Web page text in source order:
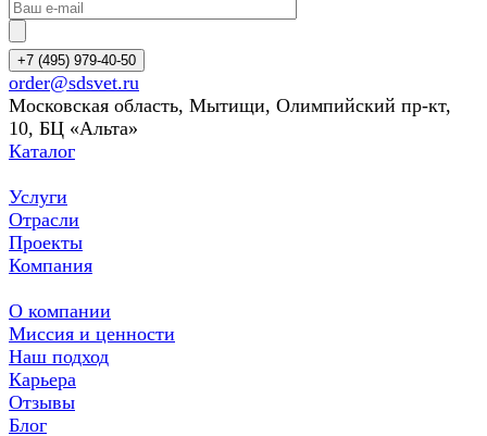
+7 (495) 979-40-50
order@sdsvet.ru
Московская область, Мытищи, Олимпийский пр-кт,
10, БЦ «Альта»
Каталог
Услуги
Отрасли
Проекты
Компания
О компании
Миссия и ценности
Наш подход
Карьера
Отзывы
Блог